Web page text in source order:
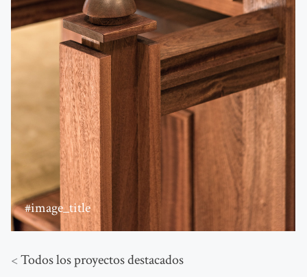
#image_title
<Todos los proyectos destacados